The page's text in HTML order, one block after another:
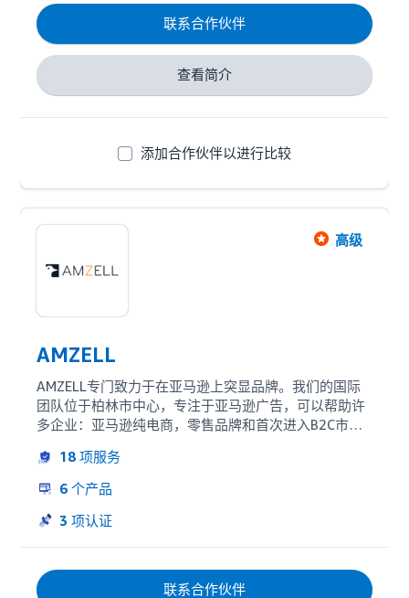
尤其是广告投放，为优麦云的主攻方向，功能强大且易
上手，帮助卖家轻松投放广告，获取最大化广告收益。
网页版 + 手机版 + 插件版，多端运营支持，全面优化卖
云雅的愿景：成为全球顶尖的电商大数据服务商；使
命：帮全球卖家洞察市场、选出好品、运营好店铺；价
值观：进取、真诚、负责。
联系合作伙伴
查看简介
添加合作伙伴以进行比较
高级
AMZELL
AMZELL专门致力于在亚马逊上突显品牌。我们的国际
团队位于柏林市中心，专注于亚马逊广告，可以帮助许
多企业：亚马逊纯电商，零售品牌和首次进入B2C市场
我们不管理他们的广告预算 - 我们发展他们的广告业
18 项服务
6 个产品
3 项认证
联系合作伙伴